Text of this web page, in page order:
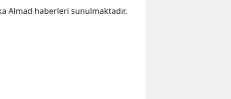
Almad haberleri sunulmaktadır.